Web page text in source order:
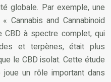
globale. Par exemple, une
Cannabis and Cannabinoid
à spectre complet, qui
et terpènes, était plus
le CBD isolat. Cette étude
un rôle important dans